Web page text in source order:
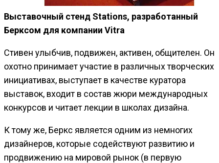
Выставочный стенд Stations, разработанный
Берксом для компании Vitra
Стивен улыбчив, подвижен, активен, общителен. Он
охотно принимает участие в различных творческих
инициативах, выступает в качестве куратора
выставок, входит в состав жюри международных
конкурсов и читает лекции в школах дизайна.
К тому же, Беркс является одним из немногих
дизайнеров, которые содействуют развитию и
продвижению на мировой рынок (в первую